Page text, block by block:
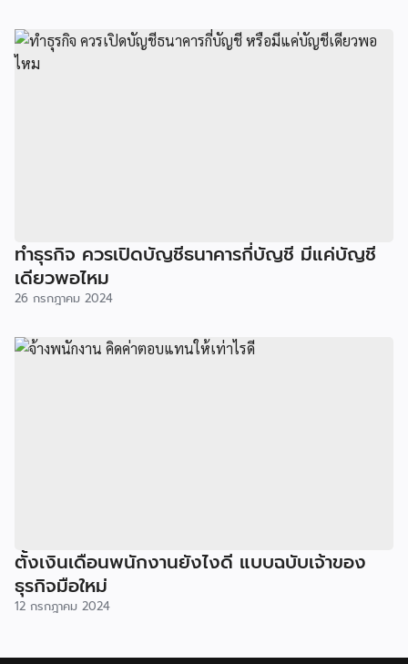
ทำธุรกิจ ควรเปิดบัญชีธนาคารกี่บัญชี มีแค่บัญชี
เดียวพอไหม
26 กรกฎาคม 2024
ตั้งเงินเดือนพนักงานยังไงดี แบบฉบับเจ้าของ
ธุรกิจมือใหม่
12 กรกฎาคม 2024